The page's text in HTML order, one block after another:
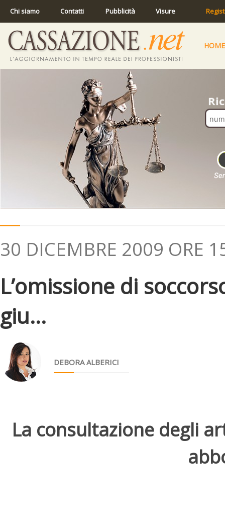
Chi siamo Contatti Pubblicità Visure
HOME
30 DICEMBRE 2009 ORE
L’omissione di
giu...
DEBORA ALBERICI
La consultazione degli